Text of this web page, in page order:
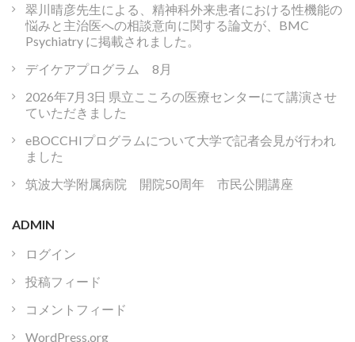
翠川晴彦先生による、精神科外来患者における性機能の
悩みと主治医への相談意向に関する論文が、BMC
Psychiatry に掲載されました。
デイケアプログラム 8月
2026年7月3日 県立こころの医療センターにて講演させ
ていただきました
eBOCCHIプログラムについて大学で記者会見が行われ
ました
筑波大学附属病院 開院50周年 市民公開講座
ADMIN
ログイン
投稿フィード
コメントフィード
WordPress.org